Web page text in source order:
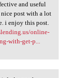
and useful
post with a lot
i enjoy this post.
online-
with-get-p...